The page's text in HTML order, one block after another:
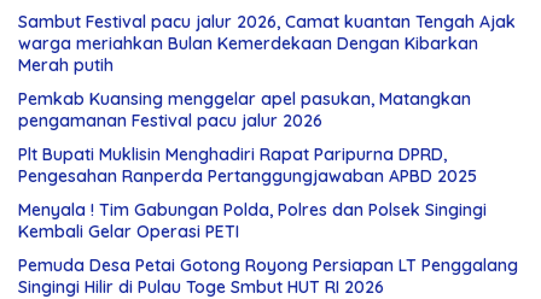
Sambut Festival pacu jalur 2026, Camat kuantan Tengah Ajak
warga meriahkan Bulan Kemerdekaan Dengan Kibarkan
Merah putih
Pemkab Kuansing menggelar apel pasukan, Matangkan
pengamanan Festival pacu jalur 2026
Plt Bupati Muklisin Menghadiri Rapat Paripurna DPRD,
Pengesahan Ranperda Pertanggungjawaban APBD 2025
Menyala ! Tim Gabungan Polda, Polres dan Polsek Singingi
Kembali Gelar Operasi PETI
Pemuda Desa Petai Gotong Royong Persiapan LT Penggalang
Singingi Hilir di Pulau Toge Smbut HUT RI 2026